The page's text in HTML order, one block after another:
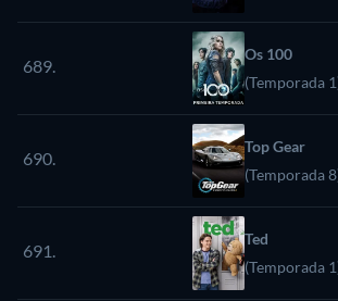
689.
Os 100
(Temporada
690.
Top Gear
(Temporada
691.
Ted
(Temporada